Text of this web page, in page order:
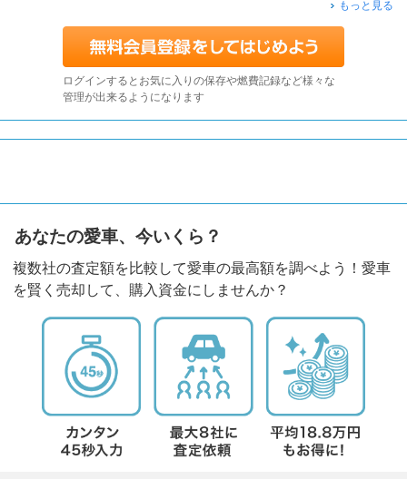
もっと見る
ログインするとお気に入りの保存や燃費記録など様々な
管理が出来るようになります
あなたの愛車、今いくら？
複数社の査定額を比較して愛車の最高額を調べよう！愛車
を賢く売却して、購入資金にしませんか？